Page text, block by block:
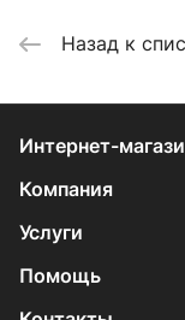
Назад к
Интернет-
Компания
Услуги
Помощь